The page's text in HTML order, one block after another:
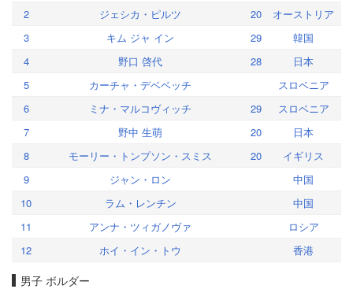
2
ジェシカ・ピルツ 20
オーストリア
3
キム ジャ イン 29
韓国
4
野口 啓代 28
日本
5
カーチャ・デベベッチ
スロベニア
6
ミナ・マルコヴィッチ 29
スロベニア
7
野中 生萌 20
日本
8
モーリー・トンプソン・スミス 20
イギリス
9
ジャン・ロン
中国
10
ラム・レンチン
中国
11
アンナ・ツィガノヴァ
ロシア
12
ホイ・イン・トウ 香港
男子 ボルダー